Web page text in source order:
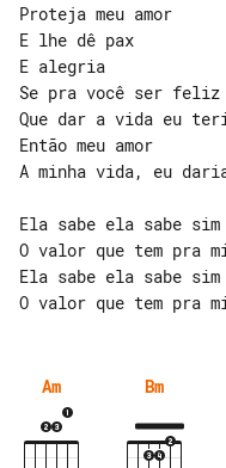
Proteja meu amor
E lhe dê pax
E alegria
Se pra você ser feliz
Que dar a vida eu
Então meu amor
A minha vida, eu
Ela sabe ela sabe sim
O valor que tem pra
Ela sabe ela sabe sim
Am Bm